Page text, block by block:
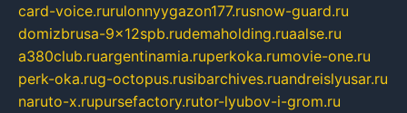
card-voice.rurulonnyygazon177.rusnow-guard.ru
domizbrusa-9x12spb.rudemaholding.ruaalse.ru
a380club.ruargentinamia.ruperkoka.rumovie-one.ru
perk-oka.rug-octopus.rusibarchives.ruandreislyusar.ru
naruto-x.rupursefactory.rutor-lyubov-i-grom.ru